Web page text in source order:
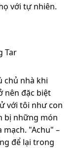
với tự nhiên.
Tar
chủ nhà khi
nên đặc biệt
với tôi như con
bị những món
"Achu" –
để lại trong